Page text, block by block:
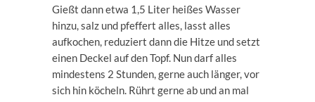
Gießt dann etwa 1,5 Liter heißes Wasser
hinzu, salz und pfeffert alles, lasst alles
aufkochen, reduziert dann die Hitze und setzt
einen Deckel auf den Topf. Nun darf alles
mindestens 2 Stunden, gerne auch länger, vor
sich hin köcheln. Rührt gerne ab und an mal